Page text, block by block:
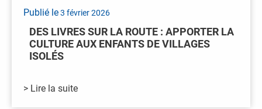
Publié le3 février 2026
DES LIVRES SUR LA ROUTE : APPORTER LA
CULTURE AUX ENFANTS DE VILLAGES
ISOLÉS
> Lire la suite